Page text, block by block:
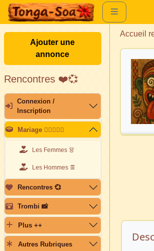
Ajouter une
annonce
Rencontres ❤️💞
Connexion /
Inscription
Mariage 👩🏽‍❤️‍👨🏽
Les Femmes 👗
Les Hommes 👖
Rencontres 💞
Trombi 📸
Plus ++
Autres Rubriques
Accueil